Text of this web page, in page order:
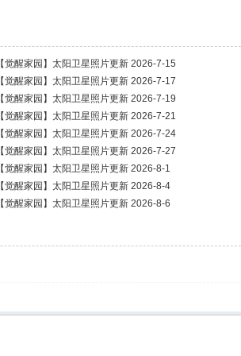
【觉醒家园】太阳卫星照片更新 2026-7-15
【觉醒家园】太阳卫星照片更新 2026-7-17
【觉醒家园】太阳卫星照片更新 2026-7-19
【觉醒家园】太阳卫星照片更新 2026-7-21
【觉醒家园】太阳卫星照片更新 2026-7-24
【觉醒家园】太阳卫星照片更新 2026-7-27
【觉醒家园】太阳卫星照片更新 2026-8-1
【觉醒家园】太阳卫星照片更新 2026-8-4
【觉醒家园】太阳卫星照片更新 2026-8-6